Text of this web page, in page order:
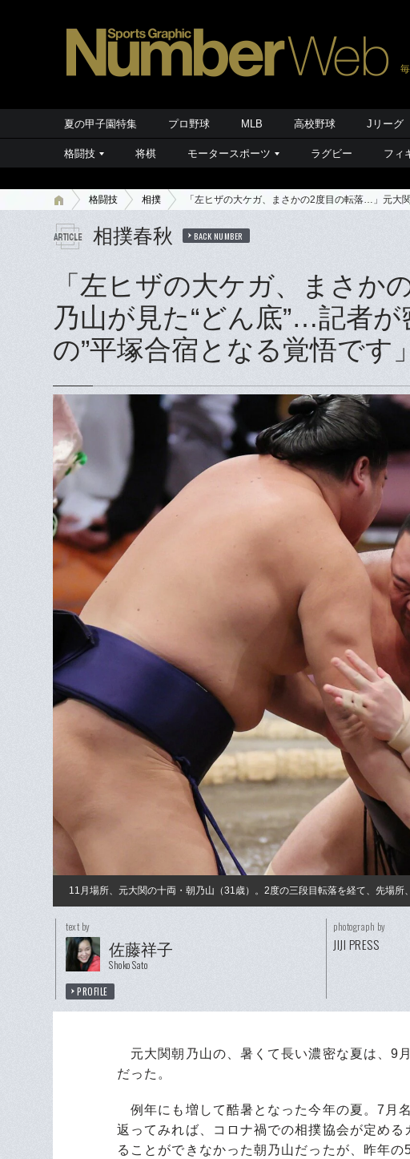
夏の甲子園特集 プロ野球 MLB 高校野球 Jリーグ
格闘技 将棋 モータースポーツ ラグビー フィ
格闘技 相撲 「左ヒザの大ケガ、まさかの2度目の転落…」元大
相撲春秋 BACK NUMBER
「左ヒザの大ケガ、まさか
乃山が見た“どん底”…記者
の”平塚合宿となる覚悟です」
11月場所、元大関の十両・朝乃山（31歳）。2度の三段目転落を経て、先場所
text by
佐藤祥子
Shoko Sato
PROFILE
photograph by
JIJI PRESS
元大関朝乃山の、暑くて長い濃密な夏は、9
だった。
例年にも増して酷暑となった今年の夏。7月
返ってみれば、コロナ禍での相撲協会が定め
ることができなかった朝乃山だったが、昨年